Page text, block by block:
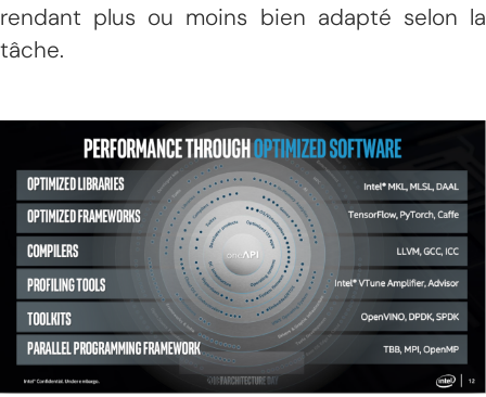
rendant plus ou moins bien adapté selon la
tâche.